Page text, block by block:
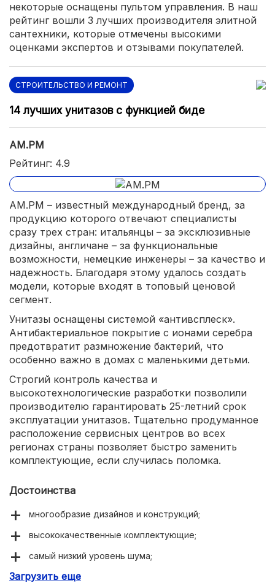
некоторые оснащены пультом управления. В наш
рейтинг вошли 3 лучших производителя элитной
сантехники, которые отмечены высокими
оценками экспертов и отзывами покупателей.
СТРОИТЕЛЬСТВО И РЕМОНТ
14 лучших унитазов с функцией биде
AM.PM
Рейтинг: 4.9
AM.PM – известный международный бренд, за
продукцию которого отвечают специалисты
сразу трех стран: итальянцы – за эксклюзивные
дизайны, англичане – за функциональные
возможности, немецкие инженеры – за качество и
надежность. Благодаря этому удалось создать
модели, которые входят в топовый ценовой
сегмент.
Унитазы оснащены системой «антивсплеск».
Антибактериальное покрытие с ионами серебра
предотвратит размножение бактерий, что
особенно важно в домах с маленькими детьми.
Строгий контроль качества и
высокотехнологические разработки позволили
производителю гарантировать 25-летний срок
эксплуатации унитазов. Тщательно продуманное
расположение сервисных центров во всех
регионах страны позволяет быстро заменить
комплектующие, если случилась поломка.
Достоинства
многообразие дизайнов и конструкций;
высококачественные комплектующие;
самый низкий уровень шума;
гарантия производителя – 25 лет.
Загрузить еще